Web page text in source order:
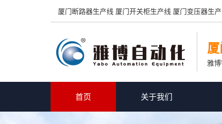
厦门断路器生产线 厦门开关柜生产线 厦门变压器生
雅
首页 关于我们